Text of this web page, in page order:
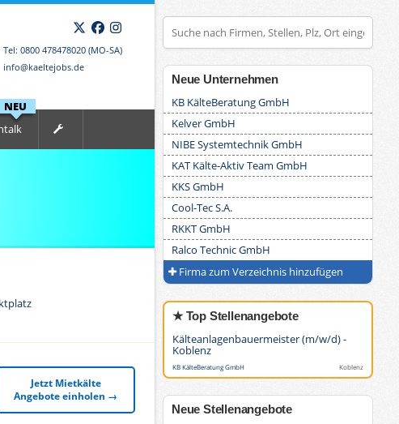
X Facebook
Tel: 0800 478478020 (MO-SA)
info@kaeltejobs.de
NEU
Jetzt Mietkälte
Angebote einholen →
Neue Unternehmen
KB KälteBeratung GmbH
Kelver GmbH
NIBE Systemtechnik GmbH
KAT Kälte-Aktiv Team GmbH
KKS GmbH
Cool-Tec S.A.
RKKT GmbH
Ralco Technic GmbH
Firma zum Verzeichnis hinzufügen
★ Top Stellenangebote
Kälteanlagenbauermeister (m/w/d) -
Koblenz
KB KälteBeratung GmbH Koblenz
Neue Stellenangebote